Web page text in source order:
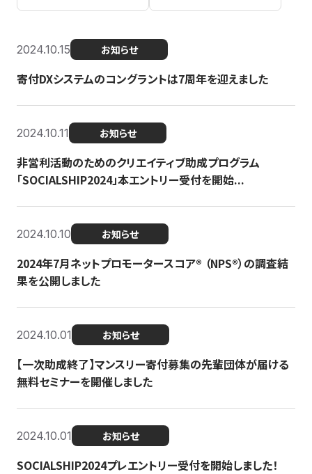
2024.10.15 お知らせ
寄付DXシステムのコングラントは7周年を迎えました
2024.10.11 お知らせ
非営利活動のためのクリエイティブ助成プログラム
「SOCIALSHIP2024」本エントリー受付を開始...
2024.10.10 お知らせ
2024年7月ネットプロモータースコア®︎ （NPS®︎）の調査結
果を公開しました
2024.10.01 お知らせ
【一次助成終了】マンスリー寄付募集の先輩団体が届ける
無料セミナーを開催しました
2024.10.01 お知らせ
SOCIALSHIP2024プレエントリー受付を開始しました！